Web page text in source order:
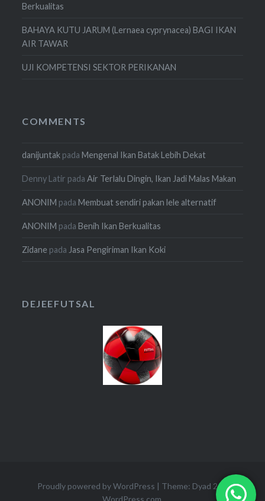
Berkualitas
BAHAYA KUTU JARUM (Lernaea cyprynacea) BAGI IKAN
AIR TAWAR
UJI KOMPETENSI SEKTOR PERIKANAN
COMMENTS
danijuntak padaMengenal Ikan Batak Lebih Dekat
Denny Latir padaAir Terlalu Dingin, Ikan Jadi Malas Makan
ANONIM padaMembuat sendiri pakan lele alternatif
ANONIM padaBenih Ikan Berkualitas
Zidane padaJasa Pengiriman Ikan Koki
DEJEEFUTSAL
Proudly powered by WordPress | Theme: Dyad 2 by